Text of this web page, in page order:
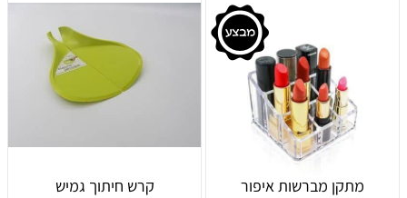
מתקן מברשות איפור קרש חיתוך גמיש